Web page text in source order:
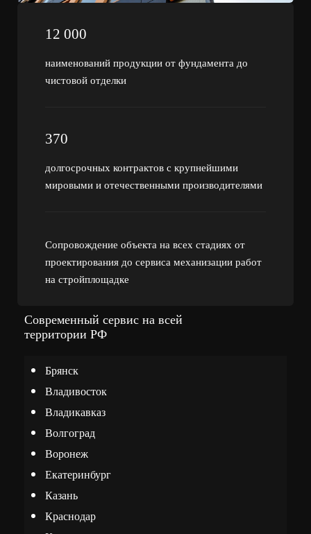
12 000
наименований продукции от фундамента до
чистовой отделки
370
долгосрочных контрактов с крупнейшими
мировыми и отечественными производителями
Сопровождение объекта на всех стадиях от
проектирования до сервиса механизации работ
на стройплощадке
Современный сервис на всей
территории РФ
Брянск
Владивосток
Владикавказ
Волгоград
Воронеж
Екатеринбург
Казань
Краснодар